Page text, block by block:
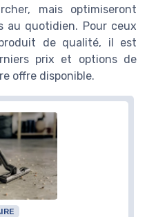
mais optimiseront
au quotidien. Pour ceux
de qualité, il est
prix et options de
offre disponible.